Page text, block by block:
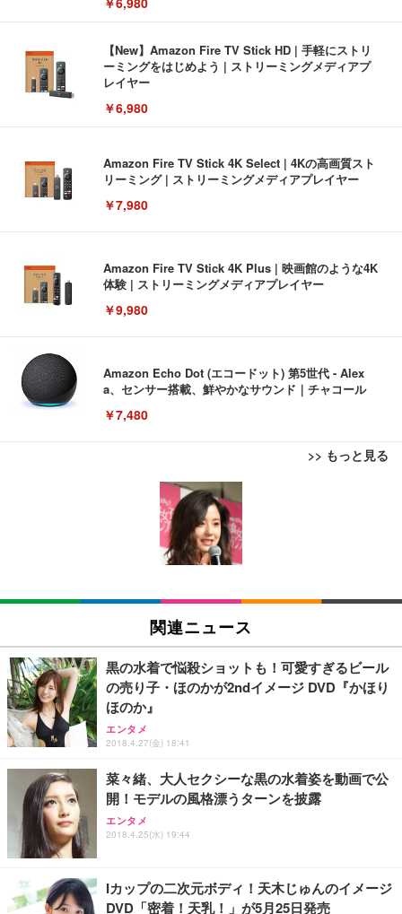
【New】Amazon Fire TV Stick HD | 手軽にストリ
ーミングをはじめよう | ストリーミングメディアプ
レイヤー
￥6,980
Amazon Fire TV Stick 4K Select | 4Kの高画質スト
リーミング | ストリーミングメディアプレイヤー
￥7,980
Amazon Fire TV Stick 4K Plus | 映画館のような4K
体験 | ストリーミングメディアプレイヤー
￥9,980
Amazon Echo Dot (エコードット) 第5世代 - Alex
a、センサー搭載、鮮やかなサウンド｜チャコール
￥7,480
>> もっと見る
[EdoErgo] オフィスチェア 椅子 テレワーク 疲れな
い 跳ね上げ式アームレスト コンパクト 約105度ロッ
キング pc 事務椅子 360度回転 座面昇降 強化ナイロ
ン樹脂ベース 通気性メッシュ 在宅ワーク H-WY01
(黒網+黒枠+黒足)
SIHOO B100 オフィスチェア／デスクチェア メッシ
ュチェア 人間工学 疲れない ブラック
￥27,999
Sezlife オフィスチェア デスクチェア 疲れない テレ
ワーク チェア 強化バックレスト 30度ロッキング機
能 人間工学 椅子 腰サポート 90度跳ね上げ式アーム
レスト 3Dヘッドレスト ハンガー付き 高反発クッシ
務用 おしゃれ パソコンチェア (ブラック)
Sezlife オフィスチェア デスクチェア 疲れない テレ
ワーク チェア 強化バックレスト 30度ロッキング機
能 人間工学 椅子 腰サポート 90度跳ね上げ式アーム
務用 おしゃれ パソコンチェア (ホワイト)
ANDWINT オフィスチェア デスクチェア 肘なし メ
EIZO ビジネス向けプレミアムモニター | FlexScan
EV3240X-WT | 31.5型4K UHD・USB Type-C・ホワ
￥105,595
EIZO ビジネス向けプレミアムモニター | FlexScan
￥109,572
【純正品】27"ゲーミングモニター DualSense 充電
フック付き（CFI-ZDM1J）
￥49,979
【整備済み品】Dell E2724HS 27インチ 液晶モニタ
ー フルHD（1920×1080）VA 非光沢 HDMI/DisplayP
ort/VGA スピーカー内蔵 高さ調整 スイベル VESA対
【MiniLED/24.5inch/280Hz/FHD】GRAPHT THE S
Amazonベーシック ペットシーツ 薄型 レギュラー 1
回使い捨て 無香料 ホワイト 300枚
Amazonベーシック ペットシーツ 厚型 ワイド 42枚
x2袋(84枚) ホワイト(吸収面:ライトブルー)
￥3,234
ネオ・ルーライフ ネオ・オムツ L 中型犬用 26枚入
り 単品
￥1,800
Smart Basic(スマートベーシック) 【Amazon.co.jp
限定】 Smart Basic アイリスオーヤマ ペットシーツ
超厚型 お徳用 ワイド 100枚入 (x 1) (ケース販売)
関連ニュース
黒の水着で悩殺ショットも！可愛すぎるビール
の売り子・ほのかが2ndイメージ DVD『かほり
ほのか』
エンタメ
2018.4.27(金) 18:41
菜々緒、大人セクシーな黒の水着姿を動画で公
開！モデルの風格漂うターンを披露
エンタメ
2018.4.25(水) 19:44
Iカップの二次元ボディ！天木じゅんのイメージ
DVD「密着！天乳！」が5月25日発売